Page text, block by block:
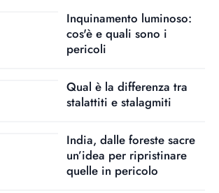
Inquinamento luminoso:
cos'è e quali sono i
pericoli
Qual è la differenza tra
stalattiti e stalagmiti
India, dalle foreste sacre
un’idea per ripristinare
quelle in pericolo